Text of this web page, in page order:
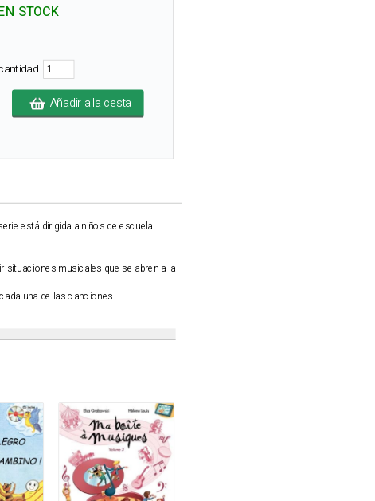
STOCK
Añadir a la cesta
está dirigida a niños de escuela
musicales que se abren a la
una de las canciones.